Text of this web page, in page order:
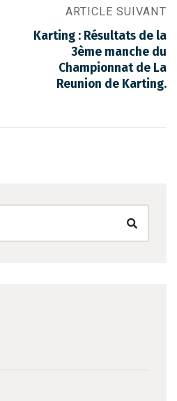
ARTICLE SUIVANT
Karting : Résultats de la
3ème manche du
Championnat de La
Reunion de Karting.